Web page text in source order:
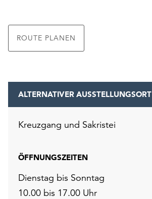
ROUTE PLANEN
ALTERNATIVER AUSSTELLUNGSORT
Kreuzgang und Sakristei
ÖFFNUNGSZEITEN
Dienstag bis Sonntag
10.00 bis 17.00 Uhr